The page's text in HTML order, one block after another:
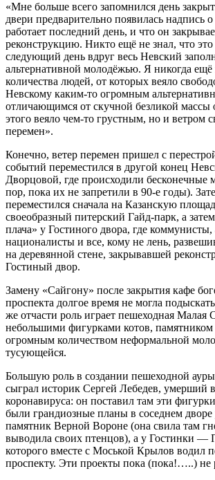
«Мне больше всего запомнился день
двери предварительно появилась надпись
работает последний день, и что он
реконструкцию. Никто ещё не знал, что это
следующий день вдруг весь Невский
альтернативной молодёжью. Я никогда ещё
количества людей, от которых веяло
Невскому каким-то огромным
отличающимся от скучной безликой массы
этого веяло чем-то грустным, но и ветром
перемен».
Конечно, ветер перемен пришел с
событий переместился в другой конец
Дворцовой, где происходили бесконечные
пор, пока их не запретили в 90-е годы).
переместился сначала на Казанскую
своеобразный питерский Гайд-парк, а
плача» у Гостиного двора, где
националисты и все, кому не лень,
на деревянной стене, закрывавшей
Гостиный двор.
Замену «Сайгону» после закрытия кафе
проспекта долгое время не могла
же отчасти роль играет пешеходная Малая
небольшими фигурками котов,
огромным количеством неформальной
тусующейся.
Большую роль в создании пешеходной
сыграл историк Сергей Лебедев, умерший
коронавируса: он поставил там эти
были грандиозные планы в соседнем дворе
памятник Верной Вороне (она свила там
выводила своих птенцов), а у Гостинки —
которого вместе с Моськой Крылов водил
проспекту. Эти проекты пока (пока!…..) не